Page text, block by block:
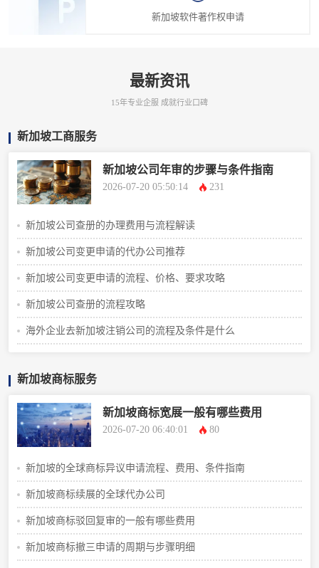
新加坡软件著作权申请
最新资讯
15年专业企服 成就行业口碑
新加坡工商服务
新加坡公司年审的步骤与条件指南
2026-07-20 05:50:14 231
新加坡公司查册的办理费用与流程解读
新加坡公司变更申请的代办公司推荐
新加坡公司变更申请的流程、价格、要求攻略
新加坡公司查册的流程攻略
海外企业去新加坡注销公司的流程及条件是什么
新加坡商标服务
新加坡商标宽展一般有哪些费用
2026-07-20 06:40:01 80
新加坡的全球商标异议申请流程、费用、条件指南
新加坡商标续展的全球代办公司
新加坡商标驳回复审的一般有哪些费用
新加坡商标撤三申请的周期与步骤明细